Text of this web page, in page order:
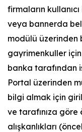
firmaların
veya bannerda
modülü üzerinden
gayrimenkuller
banka tarafından
Portal üzerinden
bilgi almak için
ve tarafınıza göre
alışkanlıkları